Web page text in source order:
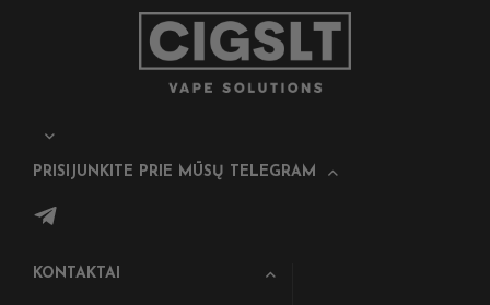
PRISIJUNKITE PRIE MŪSŲ TELEGRAM
KONTAKTAI